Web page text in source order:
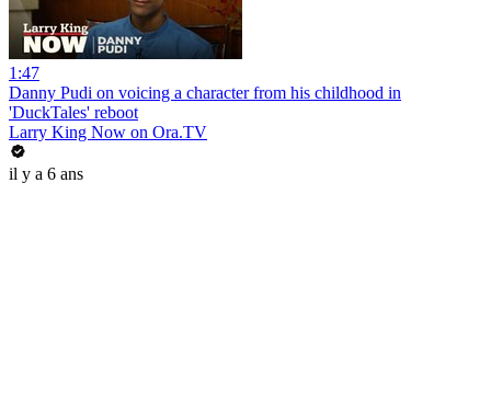
1:47
Danny Pudi on voicing a character from his childhood in
'DuckTales' reboot
Larry King Now on Ora.TV
il y a 6 ans